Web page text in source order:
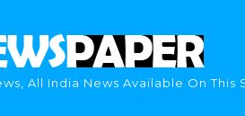
All India News Available On This